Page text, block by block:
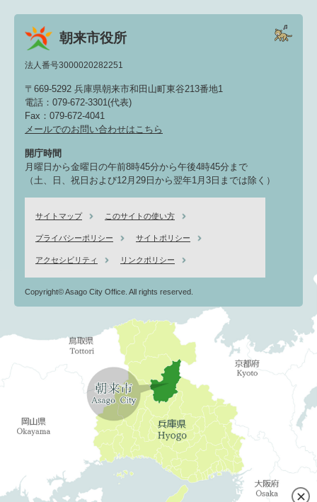
朝来市役所
法人番号3000020282251
〒669-5292 兵庫県朝来市和田山町東谷213番地1
電話：079-672-3301(代表)
Fax：079-672-4041
メールでのお問い合わせはこちら
開庁時間
月曜日から金曜日の午前8時45分から午後4時45分まで
（土、日、祝日および12月29日から翌年1月3日までは除く）
サイトマップ このサイトの使い方
プライバシーポリシー サイトポリシー
アクセシビリティ リンクポリシー
Copyright© Asago City Office. All rights reserved.